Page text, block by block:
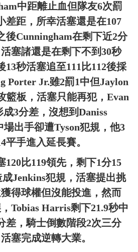
中距離止血但隊友6次罰
差距，所幸活塞還是在107
後Cunningham在剩下近2分
塞諸還是在剩下不到30秒
13秒活塞追至111比112後採
Porter Jr.雖2罰1中但Jaylon
籃板，活塞只能再犯，Evan
3分差，沒想到Daniss
場出手卻遭Tyson犯規，他3
平手進入延長賽。
120比119領先，剩下1分15
Jenkins犯規，活塞提出挑
得球權但沒能投進，然而
Tobias Harris剩下21.9秒中
差，騎士倒數階段2次三分
塞完成逆轉大業。